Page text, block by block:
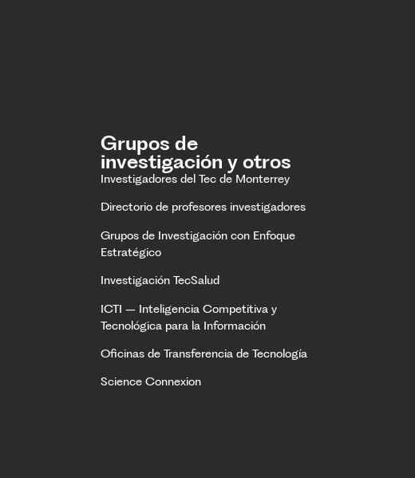
Grupos de
investigación y otros
Investigadores del Tec de Monterrey
Directorio de profesores investigadores
Grupos de Investigación con Enfoque
Estratégico
Investigación TecSalud
ICTI – Inteligencia Competitiva y
Tecnológica para la Información
Oficinas de Transferencia de Tecnología
Science Connexion